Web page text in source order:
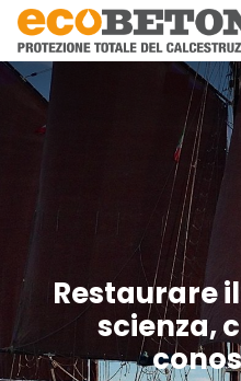
Restaurare
scienza,